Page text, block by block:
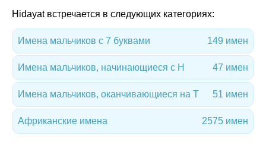
Hidayat встречается в следующих категориях:
Имена мальчиков с 7 буквами 149 имен
Имена мальчиков, начинающиеся с H 47 имен
Имена мальчиков, оканчивающиеся на T 51 имен
Африканские имена 2575 имен